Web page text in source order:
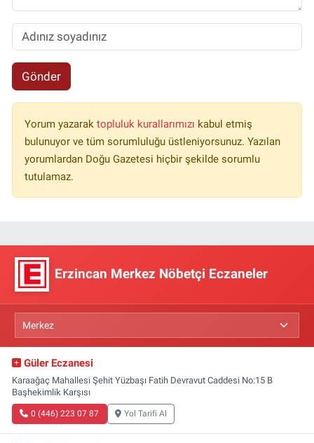
Gönder
Yorum yazarak topluluk kurallarımızı kabul etmiş
bulunuyor ve tüm sorumluluğu üstleniyorsunuz. Yazılan
yorumlardan Doğu Gazetesi hiçbir şekilde sorumlu
tutulamaz.
Erzincan Merkez Nöbetçi Eczaneler
Güler Eczanesi
Karaağaç Mahallesi Şehit Yüzbaşı Fatih Devravut Caddesi No:15 B
Başhekimlik Karşısı
0 (446) 223 07 87 Yol Tarifi Al